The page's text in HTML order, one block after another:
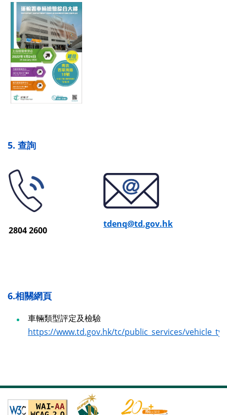
5. 查詢
2804 2600
tdenq@td.gov.hk
6.相關網頁
車輛類型評定及檢驗
https://www.td.gov.hk/tc/public_services/